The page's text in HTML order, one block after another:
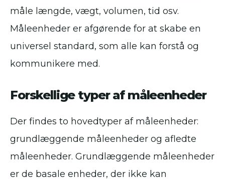
måle længde, vægt, volumen, tid osv.
Måleenheder er afgørende for at skabe en
universel standard, som alle kan forstå og
kommunikere med.
Forskellige typer af måleenheder
Der findes to hovedtyper af måleenheder:
grundlæggende måleenheder og afledte
måleenheder. Grundlæggende måleenheder
er de basale enheder, der ikke kan